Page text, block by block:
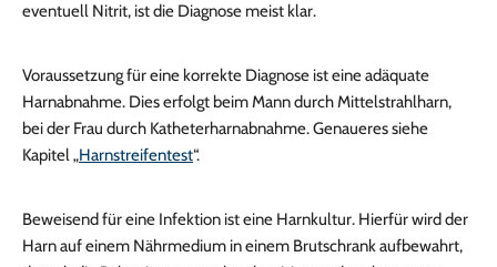
eventuell Nitrit, ist die Diagnose meist klar.
Voraussetzung für eine korrekte Diagnose ist eine adäquate
Harnabnahme. Dies erfolgt beim Mann durch Mittelstrahlharn,
bei der Frau durch Katheterharnabnahme. Genaueres siehe
Kapitel „Harnstreifentest“.
Beweisend für eine Infektion ist eine Harnkultur. Hierfür wird der
Harn auf einem Nährmedium in einem Brutschrank aufbewahrt,